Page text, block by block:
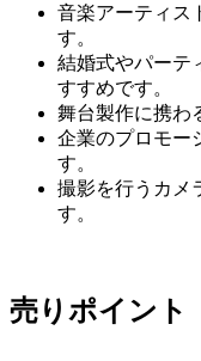
音楽アーティス
す。
結婚式やパーテ
すすめです。
舞台製作に携わ
企業のプロモー
す。
撮影を行うカメ
す。
売りポイント